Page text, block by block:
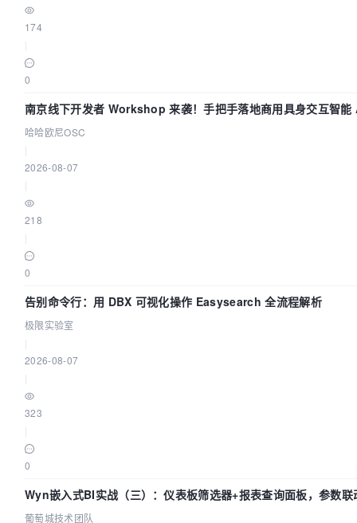
174
0
南京线下开发者 Workshop 来袭！手把手落地商用具身交互智
哈哈欧尼OSC
2026-08-07
218
0
告别命令行：用 DBX 可视化操作 Easysearch 全流程解析
极限实验室
2026-08-07
323
0
Wyn嵌入式BI实战（三）：仪表板筛选器+报表查询面板，参数联
葡萄城技术团队